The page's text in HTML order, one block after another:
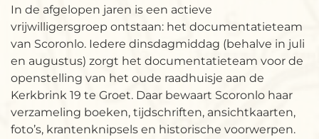
In de afgelopen jaren is een actieve
vrijwilligersgroep ontstaan: het documentatieteam
van Scoronlo. Iedere dinsdagmiddag (behalve in juli
en augustus) zorgt het documentatieteam voor de
openstelling van het oude raadhuisje aan de
Kerkbrink 19 te Groet. Daar bewaart Scoronlo haar
verzameling boeken, tijdschriften, ansichtkaarten,
foto’s, krantenknipsels en historische voorwerpen.